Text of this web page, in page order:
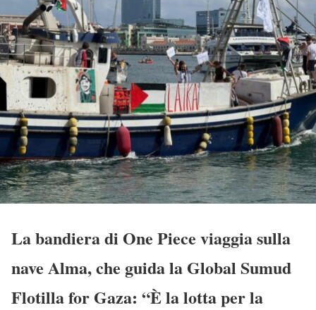
La bandiera di One Piece viaggia sulla
nave Alma, che guida la Global Sumud
Flotilla for Gaza: “È la lotta per la